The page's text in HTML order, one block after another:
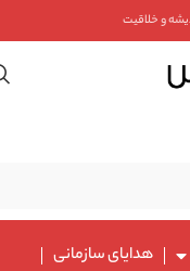
و خلاقیت
هدایای سازمانی